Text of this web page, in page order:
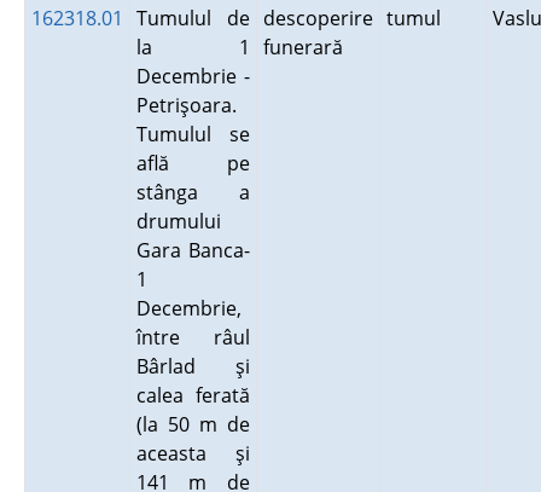
162318.01
Tumulul de
la 1
Decembrie -
Petrişoara.
Tumulul se
află pe
stânga a
drumului
Gara Banca-
1
Decembrie,
între râul
Bârlad şi
calea ferată
(la 50 m de
aceasta şi
141 m de
descoperire
funerară
tumul